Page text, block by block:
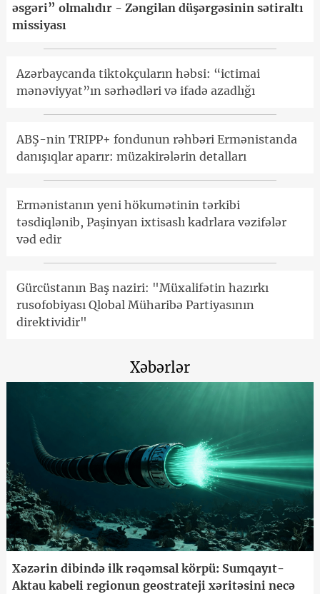
əsgəri” olmalıdır - Zəngilan düşərgəsinin sətiraltı
missiyası
Azərbaycanda tiktokçuların həbsi: “ictimai
mənəviyyat”ın sərhədləri və ifadə azadlığı
ABŞ-nin TRIPP+ fondunun rəhbəri Ermənistanda
danışıqlar aparır: müzakirələrin detalları
Ermənistanın yeni hökumətinin tərkibi
təsdiqlənib, Paşinyan ixtisaslı kadrlara vəzifələr
vəd edir
Gürcüstanın Baş naziri: "Müxalifətin hazırkı
rusofobiyası Qlobal Müharibə Partiyasının
direktividir"
Xəbərlər
Xəzərin dibində ilk rəqəmsal körpü: Sumqayıt-
Aktau kabeli regionun geostrateji xəritəsini necə